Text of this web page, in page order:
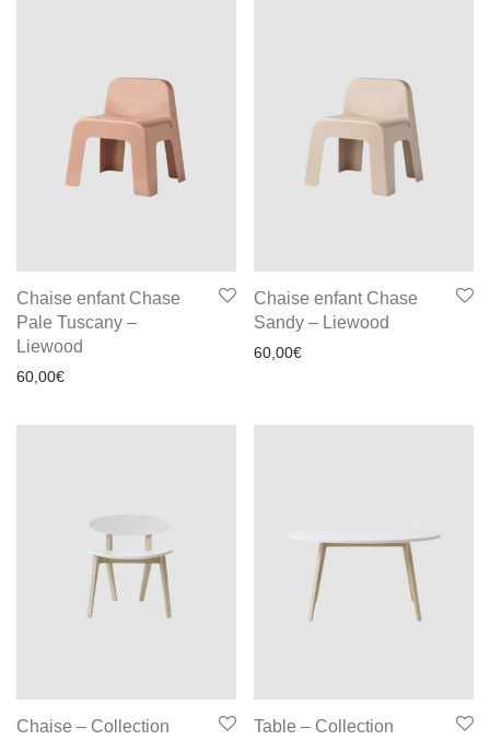
Chaise enfant Chase
Pale Tuscany –
Liewood
60,00€
Chaise enfant Chase
Sandy – Liewood
60,00€
Chaise – Collection
Table – Collection